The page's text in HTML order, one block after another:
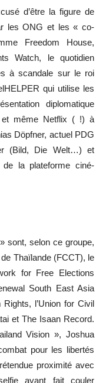
d’être la figure de
les ONG et les « co-
Freedom House,
Watch, le quotidien
à scandale sur le roi
qui utilise les
diplomatique
et même Netflix ( !) à
Döpfner, actuel PDG
(Bild, Die Welt…) et
de la plateforme ciné-
sont, selon ce groupe,
Thaïlande (FCCT), le
for Free Elections
South East Asia
l’Union for Civil
et The Isaan Record.
Vision », Joshua
pour les libertés
proximité avec
ayant fait couler